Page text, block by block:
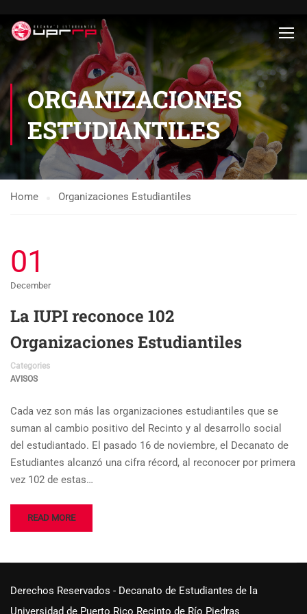
ORGANIZACIONES
ESTUDIANTILES
Home Organizaciones Estudiantiles
01
December
La IUPI reconoce 102
Organizaciones Estudiantiles
Categories
AVISOS
Cada vez son más las organizaciones estudiantiles que se
suman al cambio positivo del Recinto y al desarrollo social
del estudiantado. El pasado 16 de noviembre, el Decanato de
Estudiantes alcanzó una cifra récord, al reconocer por primera
vez 102 de estas…
READ MORE
Derechos Reservados - Decanato de Estudiantes de la
Universidad de Puerto Rico Recinto de Río Piedras